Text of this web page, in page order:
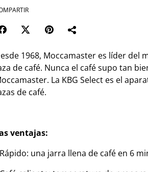
1968, Moccamaster es líder del
de café. Nunca el café supo tan
La KBG Select es el
de café.
ventajas:
Rápido: una jarra llena de café en 6